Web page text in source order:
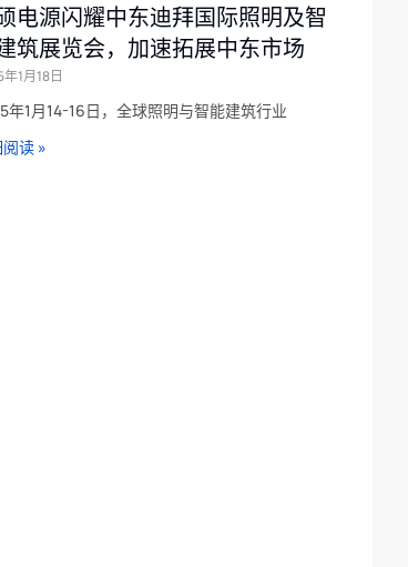
电源闪耀中东迪拜国际照明及智
筑展览会，加速拓展中东市场
1月18日
年1月14-16日，全球照明与智能建筑行业
读 »